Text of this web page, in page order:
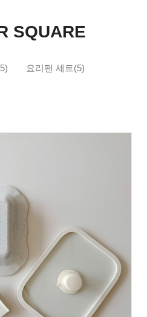
SQUARE
요리팬 세트(5)